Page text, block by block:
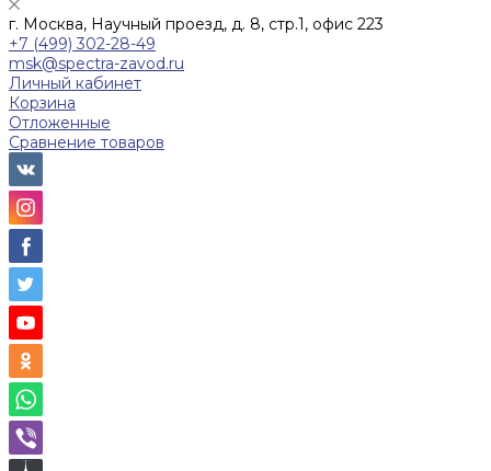
г. Москва, Научный проезд, д. 8, стр.1, офис 223
+7 (499) 302-28-49
msk@spectra-zavod.ru
Личный кабинет
Корзина
Отложенные
Сравнение товаров